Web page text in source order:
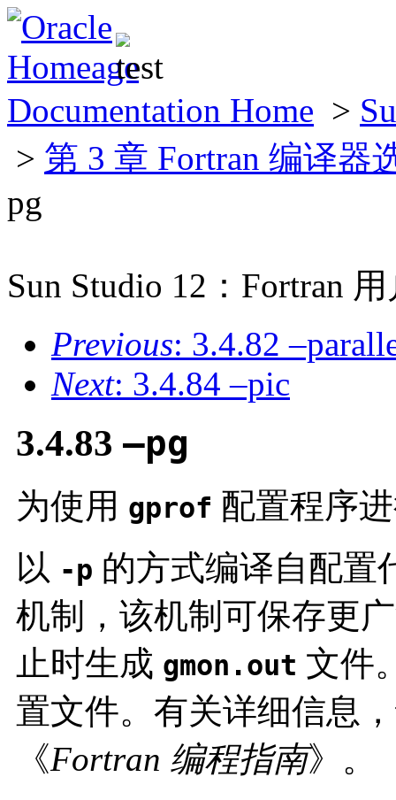
Documentation Home >
> 第 3 章 Fortran 编译器
pg
Sun Studio 12：Fortran
Previous: 3.4.82
Next: 3.4.84 –pic
3.4.83 –pg
为使用 gprof 配置程序
以 -p 的方式编译自配置
机制，该机制可保存更
止时生成 gmon.out 文件
置文件。有关详细信息
《Fortran 编程指南》。